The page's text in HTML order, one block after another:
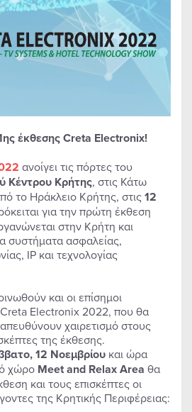
έκθεσης Creta Electronix!
ανοίγει τις πόρτες του
Κέντρου Κρήτης, στις Κάτω
το Ηράκλειο Κρήτης, στις12
για την πρώτη έκθεση
στην Κρήτη και
συστήματα ασφαλείας,
IP και τεχνολογίας
και οι επίσημοι
Electronix 2022, που θα
χαιρετισμό στους
της έκθεσης.
12 Νοεμβρίου και ώρα
χώρο Meetand RelaxArea θα
και τους επισκέπτες οι
της Κρητικής Περιφέρειας: